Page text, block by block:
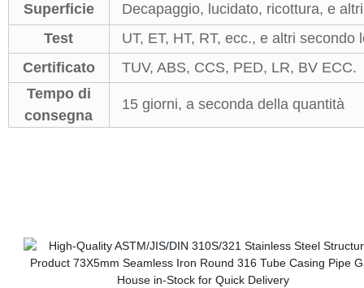
Superficie
Decapaggio, lucidato, ricottura, e altri
Test
UT, ET, HT, RT, ecc., e altri
Certificato
TUV, ABS, CCS, PED, LR, BV ECC.
Tempo di
consegna
15 giorni, a seconda della quantità